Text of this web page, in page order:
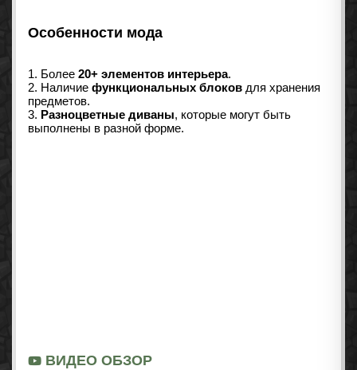
Особенности мода
1. Более 20+ элементов интерьера.
2. Наличие функциональных блоков для хранения
предметов.
3. Разноцветные диваны, которые могут быть
выполнены в разной форме.
ВИДЕО ОБЗОР